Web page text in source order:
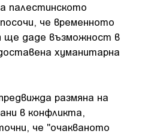
палестинското
че временното
ще даде възможност в
хуманитарна
размяна на
в конфликта,
че "очакваното